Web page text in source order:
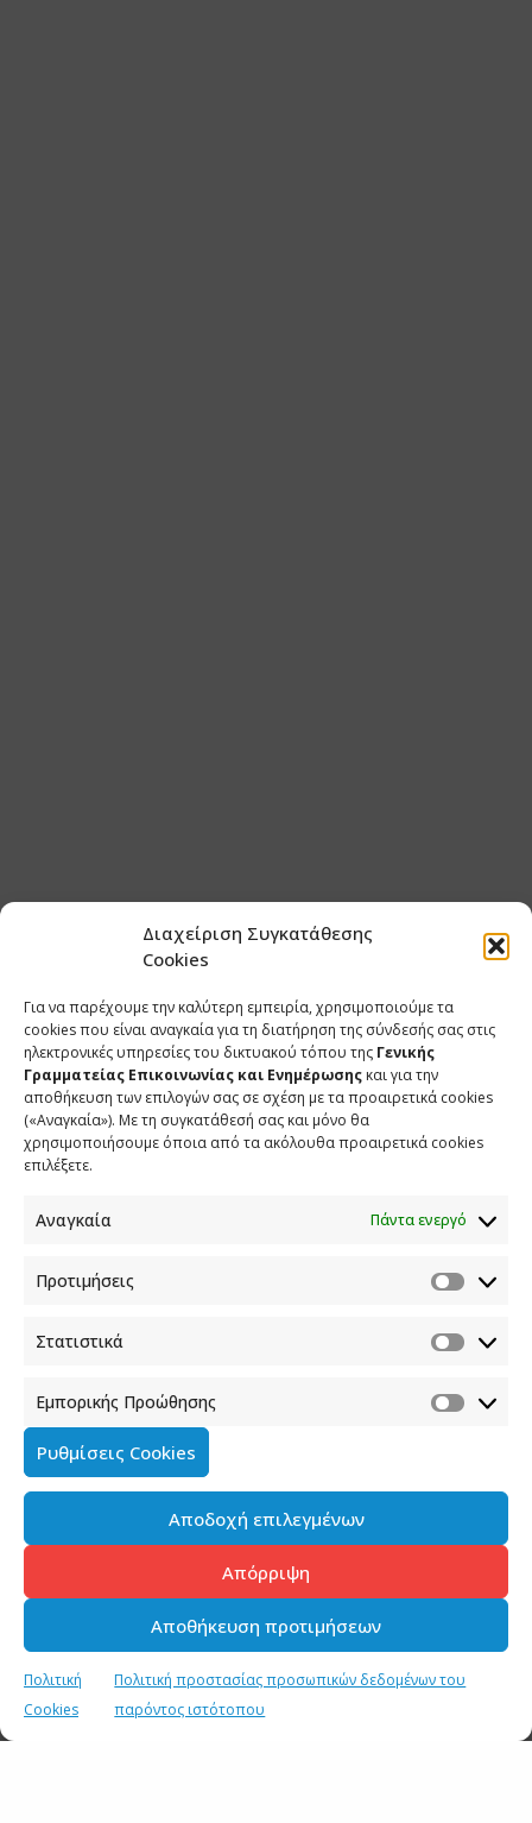
Διαχείριση Συγκατάθεσης
Cookies
Για να παρέχουμε την καλύτερη εμπειρία, χρησιμοποιούμε τα
cookies που είναι αναγκαία για τη διατήρηση της σύνδεσής σας στις
ηλεκτρονικές υπηρεσίες του δικτυακού τόπου της Γενικής
Γραμματείας Επικοινωνίας και Ενημέρωσης και για την
αποθήκευση των επιλογών σας σε σχέση με τα προαιρετικά cookies
(«Αναγκαία»). Με τη συγκατάθεσή σας και μόνο θα
χρησιμοποιήσουμε όποια από τα ακόλουθα προαιρετικά cookies
επιλέξετε.
Αναγκαία Πάντα ενεργό
Προτιμήσεις
Στατιστικά
Εμπορικής Προώθησης
Ρυθμίσεις Cookies
Αποδοχή επιλεγμένων
Απόρριψη
Αποθήκευση προτιμήσεων
Πολιτική
Cookies
Πολιτική προστασίας προσωπικών δεδομένων του
παρόντος ιστότοπου